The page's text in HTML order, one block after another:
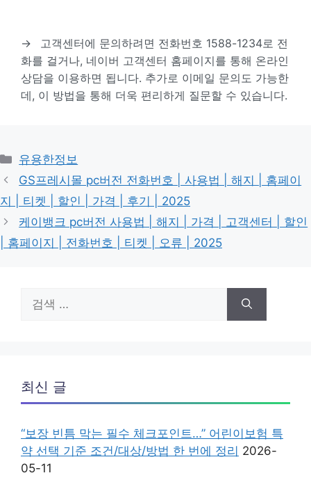
→
고객센터에 문의하려면 전화번호 1588-1234로 전
화를 걸거나, 네이버 고객센터 홈페이지를 통해 온라인
상담을 이용하면 됩니다. 추가로 이메일 문의도 가능한
데, 이 방법을 통해 더욱 편리하게 질문할 수 있습니다.
카
테
리
유용한정보
GS프레시몰 pc버전 전화번호 | 사용법 | 해지 | 홈페이
지 | 티켓 | 할인 | 가격 | 후기 | 2025
케이뱅크 pc버전 사용법 | 해지 | 가격 | 고객센터 | 할인
| 홈페이지 | 전화번호 | 티켓 | 오류 | 2025
색:
최신 글
“보장 빈틈 막는 필수 체크포인트…” 어린이보험 특
약 선택 기준 조건/대상/방법 한 번에 정리 2026-
05-11